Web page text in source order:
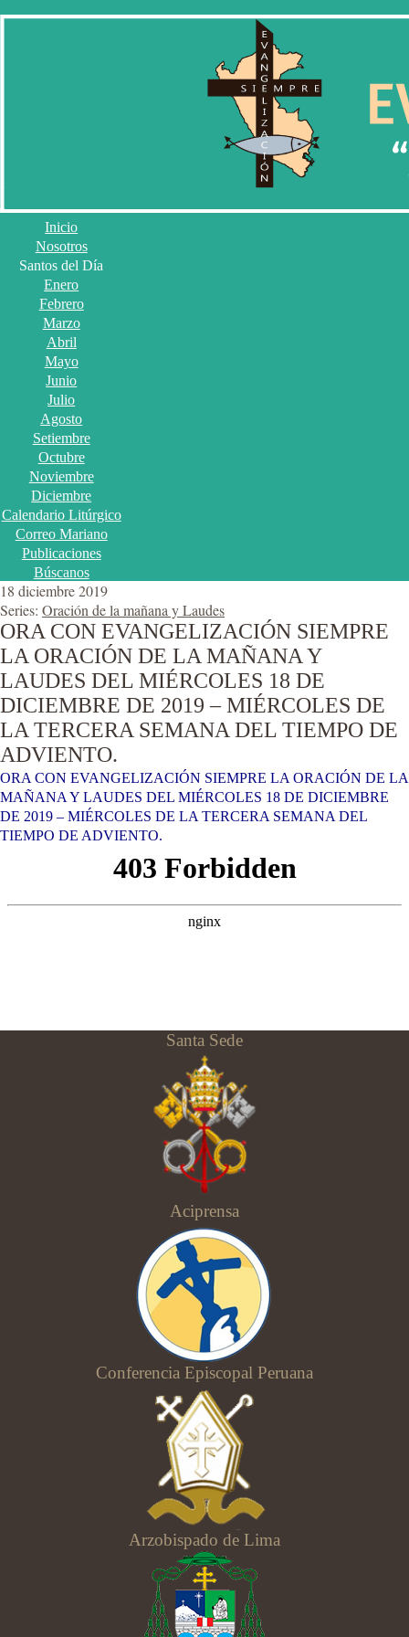
Inicio
Nosotros
Santos del Día
Enero
Febrero
Marzo
Abril
Mayo
Junio
Julio
Agosto
Setiembre
Octubre
Noviembre
Diciembre
Calendario Litúrgico
Correo Mariano
Publicaciones
Búscanos
18 diciembre 2019
Series: Oración de la mañana y Laudes
ORA CON EVANGELIZACIÓN SIEMPRE
LA ORACIÓN DE LA MAÑANA Y
LAUDES DEL MIÉRCOLES 18 DE
DICIEMBRE DE 2019 – MIÉRCOLES DE
LA TERCERA SEMANA DEL TIEMPO DE
ADVIENTO.
ORA CON EVANGELIZACIÓN SIEMPRE LA ORACIÓN DE LA
MAÑANA Y LAUDES DEL MIÉRCOLES 18 DE DICIEMBRE
DE 2019 – MIÉRCOLES DE LA TERCERA SEMANA DEL
TIEMPO DE ADVIENTO.
Santa Sede
Aciprensa
Conferencia Episcopal Peruana
Arzobispado de Lima